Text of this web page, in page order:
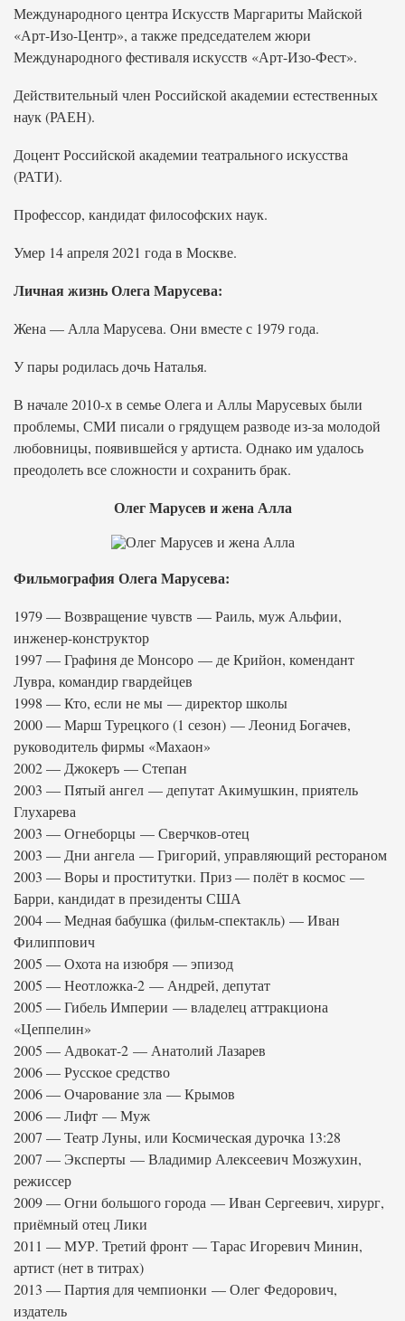
Международного центра Искусств Маргариты Майской
«Арт-Изо-Центр», а также председателем жюри
Международного фестиваля искусств «Арт-Изо-Фест».
Действительный член Российской академии естественных
наук (РАЕН).
Доцент Российской академии театрального искусства
(РАТИ).
Профессор, кандидат философских наук.
Умер 14 апреля 2021 года в Москве.
Личная жизнь Олега Марусева:
Жена — Алла Марусева. Они вместе с 1979 года.
У пары родилась дочь Наталья.
В начале 2010-х в семье Олега и Аллы Марусевых были
проблемы, СМИ писали о грядущем разводе из-за молодой
любовницы, появившейся у артиста. Однако им удалось
преодолеть все сложности и сохранить брак.
Олег Марусев и жена Алла
Фильмография Олега Марусева:
1979 — Возвращение чувств — Раиль, муж Альфии,
инженер-конструктор
1997 — Графиня де Монсоро — де Крийон, комендант
Лувра, командир гвардейцев
1998 — Кто, если не мы — директор школы
2000 — Марш Турецкого (1 сезон) — Леонид Богачев,
руководитель фирмы «Махаон»
2002 — Джокеръ — Степан
2003 — Пятый ангел — депутат Акимушкин, приятель
Глухарева
2003 — Огнеборцы — Сверчков-отец
2003 — Дни ангела — Григорий, управляющий рестораном
2003 — Воры и проститутки. Приз — полёт в космос —
Барри, кандидат в президенты США
2004 — Медная бабушка (фильм-спектакль) — Иван
Филиппович
2005 — Охота на изюбря — эпизод
2005 — Неотложка-2 — Андрей, депутат
2005 — Гибель Империи — владелец аттракциона
«Цеппелин»
2005 — Адвокат-2 — Анатолий Лазарев
2006 — Русское средство
2006 — Очарование зла — Крымов
2006 — Лифт — Муж
2007 — Театр Луны, или Космическая дурочка 13:28
2007 — Эксперты — Владимир Алексеевич Мозжухин,
режиссер
2009 — Огни большого города — Иван Сергеевич, хирург,
приёмный отец Лики
2011 — МУР. Третий фронт — Тарас Игоревич Минин,
артист (нет в титрах)
2013 — Партия для чемпионки — Олег Федорович,
издатель